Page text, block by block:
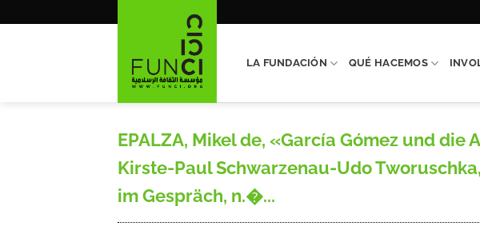
LA FUNDACIÓN QUÉ HACEMOS
EPALZA, Mikel de, «García Gómez und
Kirste-Paul Schwarzenau-Udo
im Gespräch, n.�...